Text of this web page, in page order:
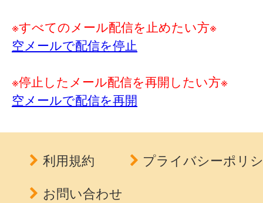
※すべてのメール配信を止めたい方※
空メールで配信を停止
※停止したメール配信を再開したい方※
空メールで配信を再開
利用規約
プライバシーポリ
お問い合わせ